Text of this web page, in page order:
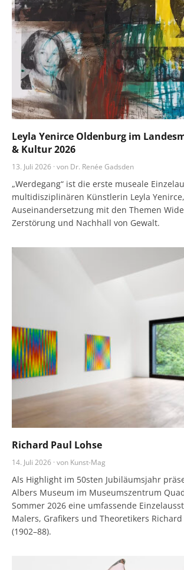
Leyla Yenirce Oldenburg im
& Kultur 2026
13. Juli 2026 · von Dr. Renée Gadsden
„Werdegang“ ist die erste museale
multidisziplinären Künstlerin Leyla
Auseinandersetzung mit den Themen
Zerstörung und Nachhall von Gewalt.
Richard Paul Lohse
14. Juli 2026 · von Kunst-Mag
Als Highlight im 50sten Jubiläumsjahr
Albers Museum im Museumszentrum
Sommer 2026 eine umfassende
Malers, Grafikers und Theoretikers Richard
(1902–88).